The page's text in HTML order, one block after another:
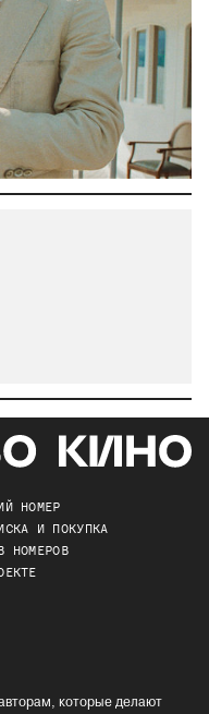
НОМЕР
И ПОКУПКА
НОМЕРОВ
которые делают